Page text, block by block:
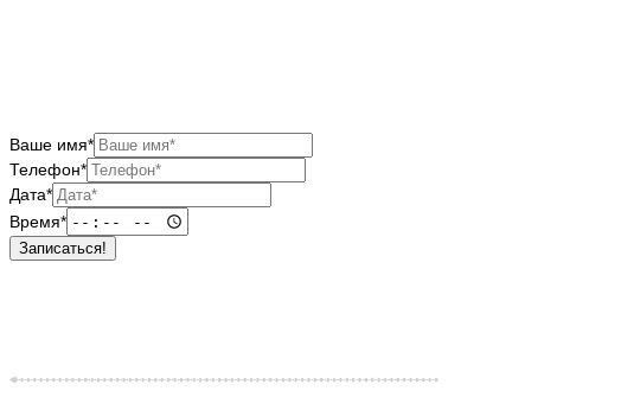
Ваше имя*
Телефон*
Дата*
Время*
Записаться!